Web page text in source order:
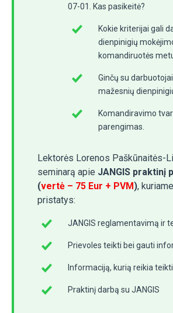
07-01. Kas pasikeitė?
Kokie kriterijai gali
dienpinigių
komandiruotės
Ginčų su
mažesnių
Komandiravimo
parengimas.
Lektorės Lorenos Paškūnaitės-
seminarą apie JANGIS praktinį
(vertė – 75 Eur + PVM),
pristatys:
JANGIS reglamentavimą ir
Prievoles teikti bei gauti
Informaciją, kurią reikia teikti.
Praktinį darbą su JANGIS